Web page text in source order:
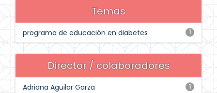
Temas
1
programa de educación en diabetes
Director / colaboradores
1
Adriana Aguilar Garza